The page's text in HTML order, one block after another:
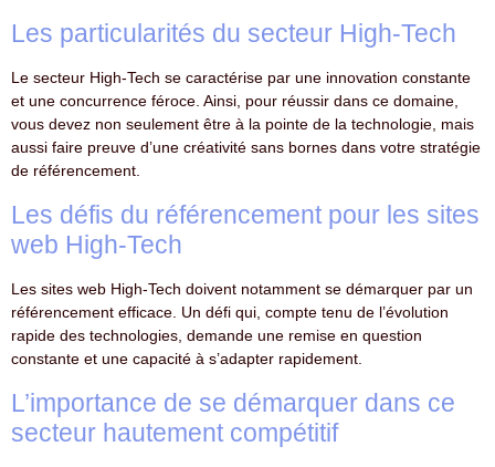
Les particularités du secteur High-Tech
Le secteur High-Tech se caractérise par une innovation constante
et une concurrence féroce. Ainsi, pour réussir dans ce domaine,
vous devez non seulement être à la pointe de la technologie, mais
aussi faire preuve d’une créativité sans bornes dans votre stratégie
de référencement.
Les défis du référencement pour les sites
web High-Tech
Les sites web High-Tech doivent notamment se démarquer par un
référencement efficace. Un défi qui, compte tenu de l’évolution
rapide des technologies, demande une remise en question
constante et une capacité à s’adapter rapidement.
L’importance de se démarquer dans ce
secteur hautement compétitif